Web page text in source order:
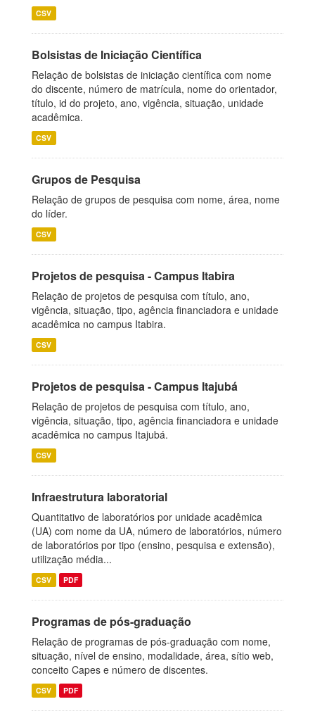
CSV
Bolsistas de Iniciação Científica
Relação de bolsistas de iniciação científica com nome
do discente, número de matrícula, nome do orientador,
título, id do projeto, ano, vigência, situação, unidade
acadêmica.
CSV
Grupos de Pesquisa
Relação de grupos de pesquisa com nome, área, nome
do líder.
CSV
Projetos de pesquisa - Campus Itabira
Relação de projetos de pesquisa com título, ano,
vigência, situação, tipo, agência financiadora e unidade
acadêmica no campus Itabira.
CSV
Projetos de pesquisa - Campus Itajubá
Relação de projetos de pesquisa com título, ano,
vigência, situação, tipo, agência financiadora e unidade
acadêmica no campus Itajubá.
CSV
Infraestrutura laboratorial
Quantitativo de laboratórios por unidade acadêmica
(UA) com nome da UA, número de laboratórios, número
de laboratórios por tipo (ensino, pesquisa e extensão),
utilização média...
CSV PDF
Programas de pós-graduação
Relação de programas de pós-graduação com nome,
situação, nível de ensino, modalidade, área, sítio web,
conceito Capes e número de discentes.
CSV PDF